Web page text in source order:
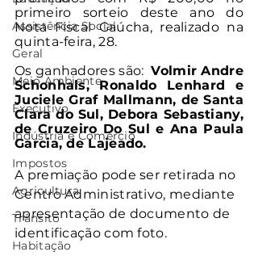
Assistência Social
Geral
Meio Ambiente
Executivo
Indústria e Comércio
Impostos
Agricultura
Trânsito
Habitação
primeiro sorteio deste ano do
Nota Fiscal Gaúcha, realizado na
quinta-feira, 28.
Os ganhadores são: Volmir Andre
Schonhals, Ronaldo Lenhard e
Juciele Graf Mallmann, de Santa
Clara do Sul, Debora Sebastiany,
de Cruzeiro Do Sul e Ana Paula
Garcia, de Lajeado.
A premiação pode ser retirada no
Centro Administrativo, mediante
apresentação de documento de
identificação com foto.